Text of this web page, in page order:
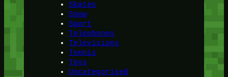
Skates
Snow
Sport
Telephones
Televisions
Tennis
Toys
Uncategorised